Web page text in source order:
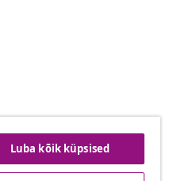
Luba kõik küpsised